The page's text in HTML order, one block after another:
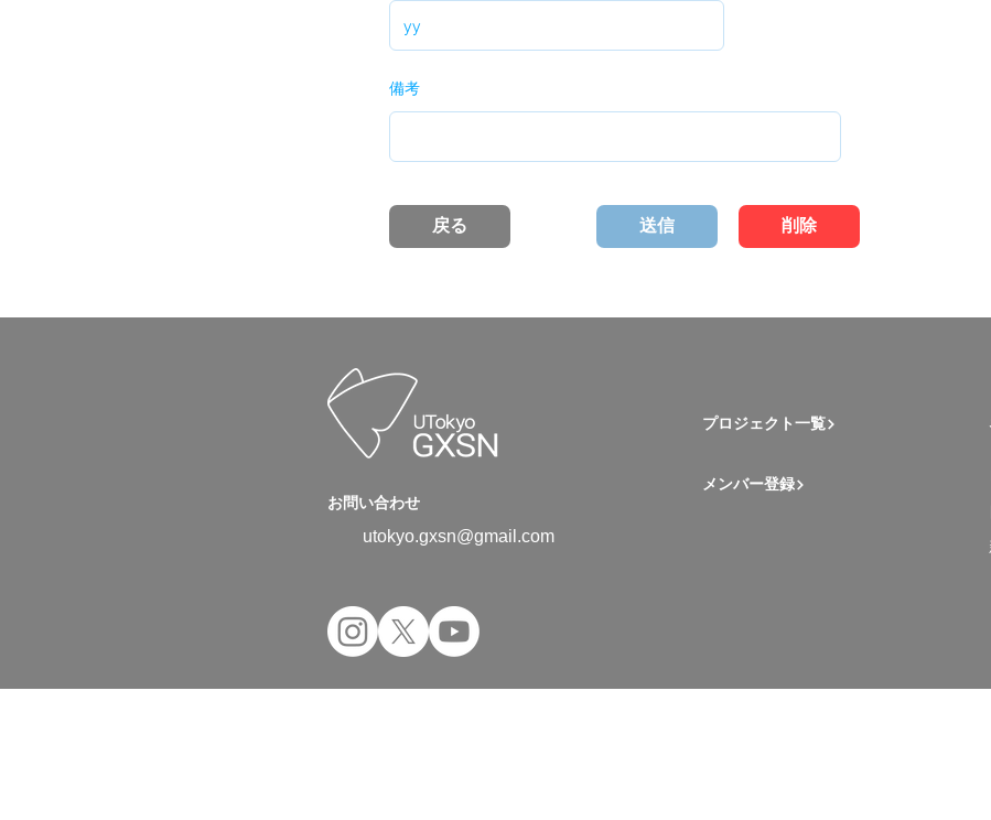
備考
戻る 送信 削除
お問い合わせ
utokyo.gxsn@gmail.com
プロジェクト一覧
メンバー登録